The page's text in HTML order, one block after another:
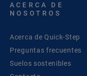
ACERCA DE
NOSOTROS
Acerca de Quick-Step
Preguntas frecuentes
Suelos sostenibles